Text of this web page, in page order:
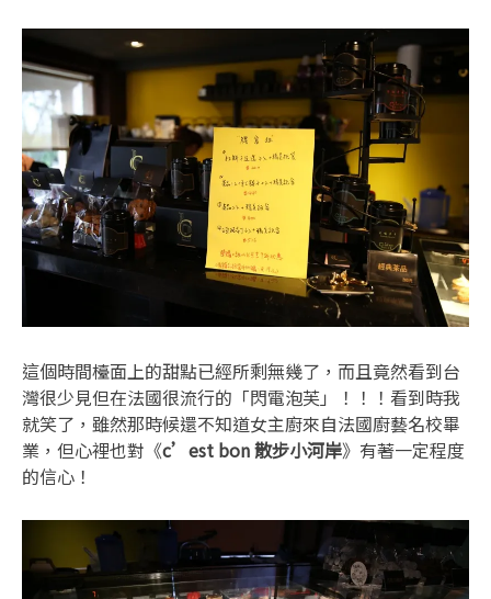
這個時間檯面上的甜點已經所剩無幾了，而且竟然看到台
灣很少見但在法國很流行的「閃電泡芙」！！！看到時我
就笑了，雖然那時候還不知道女主廚來自法國廚藝名校畢
業，但心裡也對《c’est bon 散步小河岸》有著一定程度
的信心！